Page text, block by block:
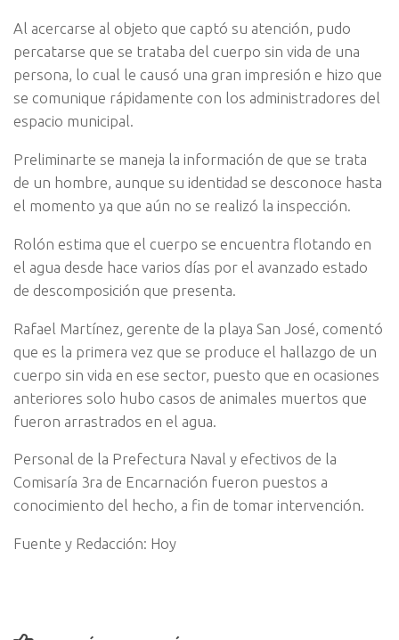
Al acercarse al objeto que captó su atención, pudo
percatarse que se trataba del cuerpo sin vida de una
persona, lo cual le causó una gran impresión e hizo que
se comunique rápidamente con los administradores del
espacio municipal.
Preliminarte se maneja la información de que se trata
de un hombre, aunque su identidad se desconoce hasta
el momento ya que aún no se realizó la inspección.
Rolón estima que el cuerpo se encuentra flotando en
el agua desde hace varios días por el avanzado estado
de descomposición que presenta.
Rafael Martínez, gerente de la playa San José, comentó
que es la primera vez que se produce el hallazgo de un
cuerpo sin vida en ese sector, puesto que en ocasiones
anteriores solo hubo casos de animales muertos que
fueron arrastrados en el agua.
Personal de la Prefectura Naval y efectivos de la
Comisaría 3ra de Encarnación fueron puestos a
conocimiento del hecho, a fin de tomar intervención.
Fuente y Redacción: Hoy